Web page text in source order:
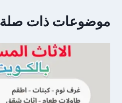
موضوعات ذات صلة